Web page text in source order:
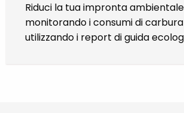
Riduci la tua impronta ambientale
monitorando i consumi di
utilizzando i report di guida